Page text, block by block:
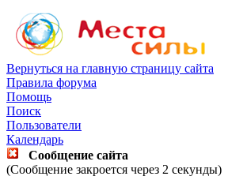
Вернуться на главную страницу сайта
Правила форума
Помощь
Поиск
Пользователи
Календарь
Сообщение сайта
(Сообщение закроется через 2 секунды)